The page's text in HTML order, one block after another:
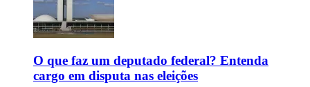
O que faz um deputado federal? Entenda
cargo em disputa nas eleições